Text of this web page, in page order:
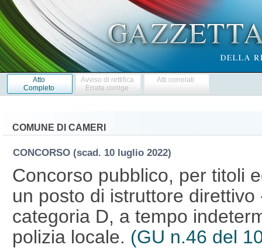
Atto
Completo
Avviso di rettifica
Errata corrige
Atti correlati
COMUNE DI CAMERI
CONCORSO (scad. 10 luglio 2022)
Concorso pubblico, per titoli
un posto di istruttore
categoria D, a tempo
polizia locale. (GU n.46 del